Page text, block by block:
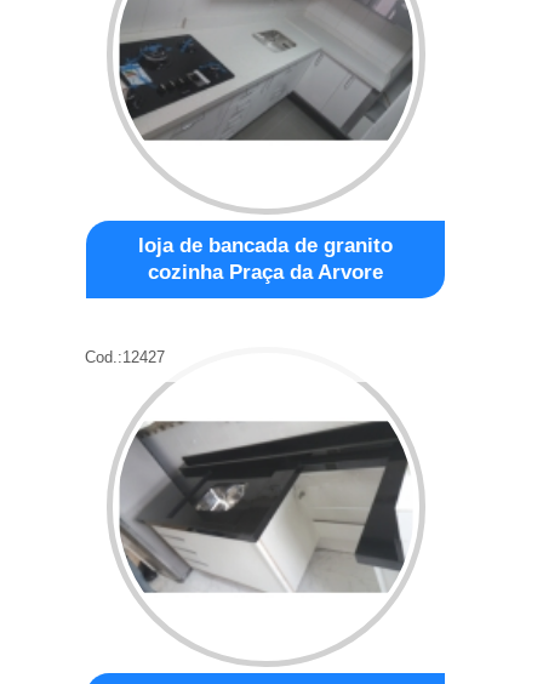
loja de bancada de granito
cozinha Praça da Arvore
Cod.:12427